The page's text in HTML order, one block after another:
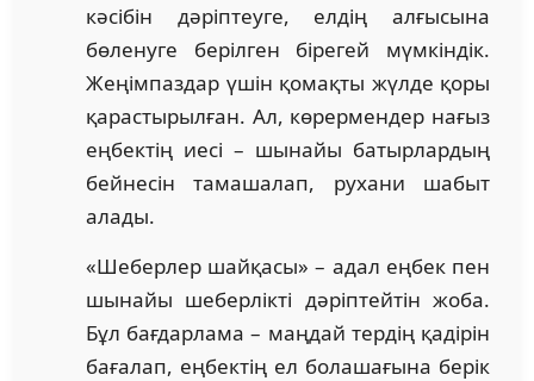
кәсібін дәріптеуге, елдің алғысына
бөленуге берілген бірегей мүмкіндік.
Жеңімпаздар үшін қомақты жүлде қоры
қарастырылған. Ал, көрермендер нағыз
еңбектің иесі – шынайы батырлардың
бейнесін тамашалап, рухани шабыт
алады.
«Шеберлер шайқасы» – адал еңбек пен
шынайы шеберлікті дәріптейтін жоба.
Бұл бағдарлама – маңдай тердің қадірін
бағалап, еңбектің ел болашағына берік